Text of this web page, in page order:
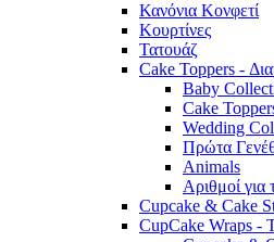
Κανόνια Κονφετί
Κουρτίνες
Τατουάζ
Cake Toppers -
Baby
Cake
Wedding
Πρώτα
Animals
Αριθμοί για
Cupcake & Cake
CupCake Wraps -